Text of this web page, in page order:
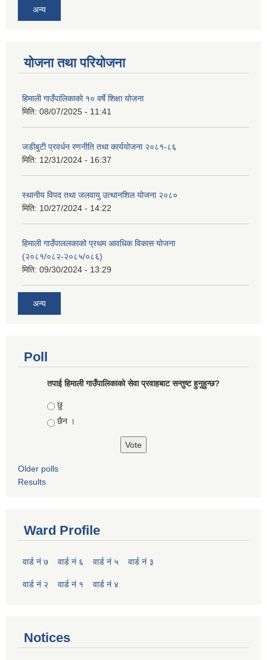
अन्य
योजना तथा परियोजना
हिमाली गाउँपालिकाको १० वर्षे शिक्षा योजना
मिति: 08/07/2025 - 11:41
जडीबुटी प्रवर्धन रणनीति तथा कार्ययाेजना २०८१-८६
मिति: 12/31/2024 - 16:37
स्थानीय विपद तथा जलवायु उत्थानशिल योजना २०८०
मिति: 10/27/2024 - 14:22
हिमाली गाउँपाललकाको प्रथम आवधिक विकास योजना
(२०८१/०८२-२०८५/०८६)
मिति: 09/30/2024 - 13:29
अन्य
Poll
तपाई हिमाली गाउँपालिकाको सेवा प्रवाहबाट सन्तुष्ट हुनुहुन्छ?
Choices
छु
छैन ।
Older polls
Results
Ward Profile
वार्ड नं ७ वार्ड नं ६ वार्ड नं ५ वार्ड नं ३
वार्ड नं २ वार्ड नं १ वार्ड नं ४
Notices